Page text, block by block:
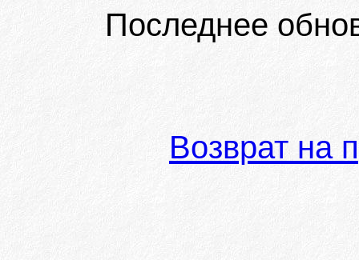
Последнее
Возврат на